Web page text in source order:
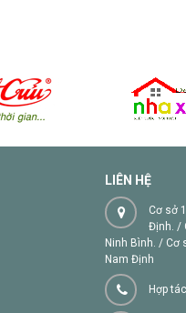
LIÊN HỆ
Cơ sở
Định. /
Ninh Bình. / Cơ
Nam Định
Hợp